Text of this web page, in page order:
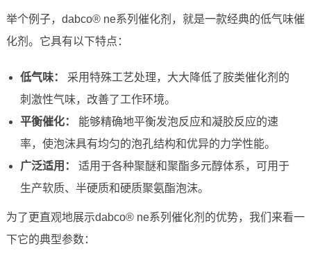
举个例子，dabco® ne系列催化剂，就是一款经典的低气味催
化剂。它具有以下特点：
低气味：
采用特殊工艺处理，大大降低了胺类催化剂的
刺激性气味，改善了工作环境。
平衡催化：
能够精确地平衡发泡反应和凝胶反应的速
率，使泡沫具有均匀的泡孔结构和优异的力学性能。
广泛适用：
适用于各种聚醚和聚酯多元醇体系，可用于
生产软质、半硬质和硬质聚氨酯泡沫。
为了更直观地展示dabco® ne系列催化剂的优势，我们来看一
下它的典型参数：